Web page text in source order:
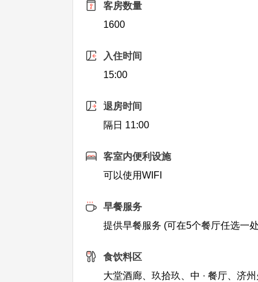
客房数量
1600
入住时间
15:00
退房时间
隔日 11:00
客室内便利设施
可以使用WIFI
早餐服务
提供早餐服务 (可在5个餐厅任选一
食饮料区
大堂酒廊、玖拾玖、中 · 餐厅、济